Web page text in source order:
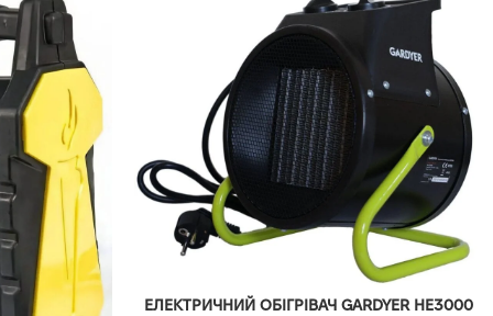
ЕЛЕКТРИЧНИЙ ОБІГРІВАЧ GARDYER HE3000